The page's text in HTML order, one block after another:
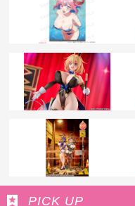
PICK UP